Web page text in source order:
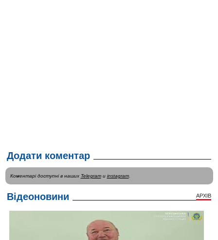
Додати коментар
Коментарі доступні в наших Telegramи instagram.
Відеоновини АРХІВ